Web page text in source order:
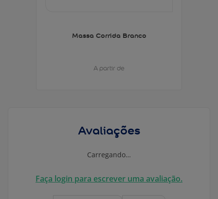
Massa Corrida Branco
A partir de
Avaliações
Carregando…
Faça login para escrever uma avaliação.